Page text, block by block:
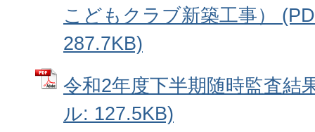
こどもクラブ新築工事）
287.7KB)
令和2年度下半期随時監査結
ル: 127.5KB)